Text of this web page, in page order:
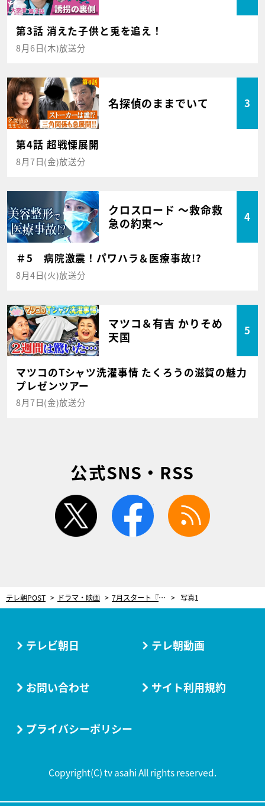
第3話 消えた子供と兎を追え！
8月6日(木)放送分
名探偵のままでいて 3
第4話 超戦慄展開
8月7日(金)放送分
クロスロード ～救命救
急の約束～
4
＃5 病院激震！パワハラ＆医療事故!?
8月4日(火)放送分
マツコ＆有吉 かりそめ
天国
5
マツコのTシャツ洗濯事情 たくろうの滋賀の魅力
プレゼンツアー
8月7日(金)放送分
公式SNS・RSS
twitter facebook
テレ朝POST ドラマ・映画 7月スタート『大空港～GATE24～』、主題歌が決定！離婚伝説が同タイトル曲を書き下ろし 写真1
テレビ朝日 テレ朝動画
お問い合わせ サイト利用規約
プライバシーポリシー
Copyright(C) tv asahi All rights reserved.